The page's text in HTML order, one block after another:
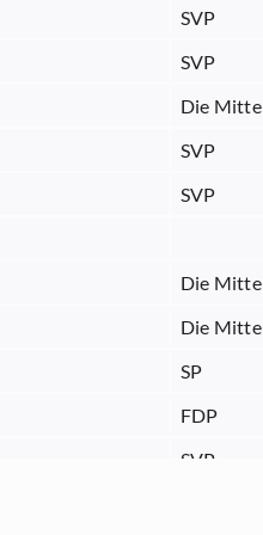
SVP
SVP
Die Mitte
SVP
SVP
Die Mitte
Die Mitte
SP
FDP
SVP